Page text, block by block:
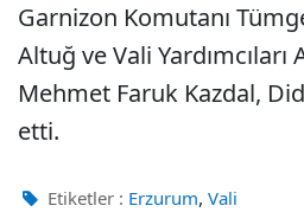
Garnizon Komutanı
Altuğ ve Vali
Mehmet Faruk Kazdal,
etti.
Etiketler : Erzurum, Vali